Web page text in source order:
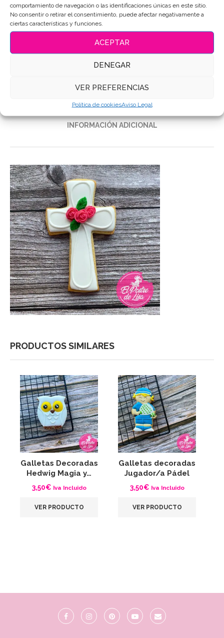
comportamiento de navegación o las identificaciones únicas en este sitio.
No consentir o retirar el consentimiento, puede afectar negativamente a
ciertas características y funciones.
ACEPTAR
DENEGAR
VER PREFERENCIAS
Política de cookiesAviso Legal
SKU: 3417
Categoría:Primera Comunión
Galletas Babyshower , Galletas Bautizo
mantequilla,Galletas Decoradas,Galletas personalizadas
DESCRIPCIÓN
INFORMACIÓN ADICIONAL
PRODUCTOS SIMILARES
Galletas Decoradas
Hedwig Magia y…
3,50€ Iva Incluido
VER PRODUCTO
Galletas decoradas
Jugador/a Pádel
3,50€ Iva Incluido
VER PRODUCTO